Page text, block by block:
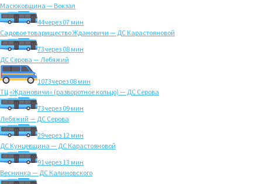
Масюковщина — Вокзал
44через 07 мин
Садовое товарищество Ждановичи — ДС Карастояновой
73через 08 мин
ДС Серова — Лебяжий
1073через 08 мин
ТЦ «Ждановичи» (разворотное кольцо) — ДС Серова
73через 09 мин
Лебяжий — ДС Серова
29через 12 мин
ДС Кунцевщина — ДС Карастояновой
91через 13 мин
Веснинка — ДС Калиновского